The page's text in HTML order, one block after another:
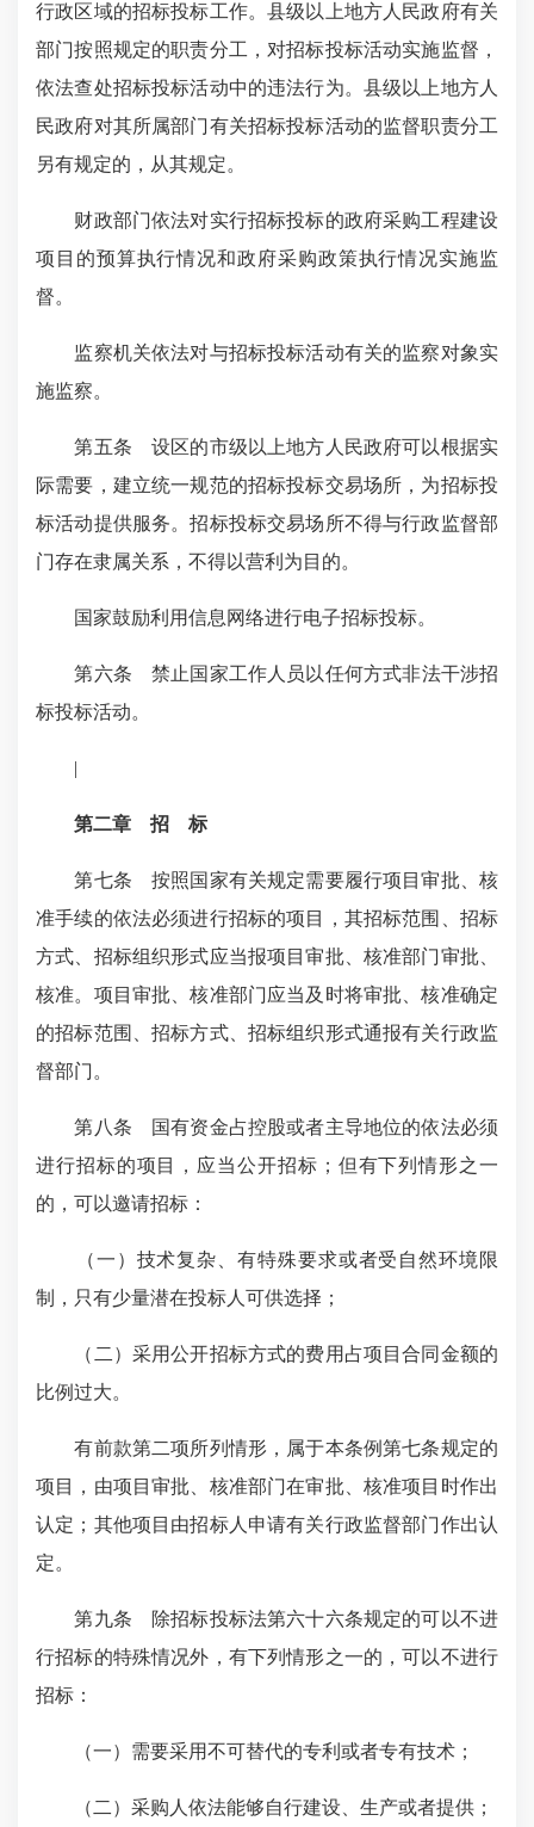
行政区域的招标投标工作。县级以上地方人民政府有关
部门按照规定的职责分工，对招标投标活动实施监督，
依法查处招标投标活动中的违法行为。县级以上地方人
民政府对其所属部门有关招标投标活动的监督职责分工
另有规定的，从其规定。
财政部门依法对实行招标投标的政府采购工程建设
项目的预算执行情况和政府采购政策执行情况实施监
督。
监察机关依法对与招标投标活动有关的监察对象实
施监察。
第五条 设区的市级以上地方人民政府可以根据实
际需要，建立统一规范的招标投标交易场所，为招标投
标活动提供服务。招标投标交易场所不得与行政监督部
门存在隶属关系，不得以营利为目的。
国家鼓励利用信息网络进行电子招标投标。
第六条 禁止国家工作人员以任何方式非法干涉招
标投标活动。
|
第二章 招 标
第七条 按照国家有关规定需要履行项目审批、核
准手续的依法必须进行招标的项目，其招标范围、招标
方式、招标组织形式应当报项目审批、核准部门审批、
核准。项目审批、核准部门应当及时将审批、核准确定
的招标范围、招标方式、招标组织形式通报有关行政监
督部门。
第八条 国有资金占控股或者主导地位的依法必须
进行招标的项目，应当公开招标；但有下列情形之一
的，可以邀请招标：
（一）技术复杂、有特殊要求或者受自然环境限
制，只有少量潜在投标人可供选择；
（二）采用公开招标方式的费用占项目合同金额的
比例过大。
有前款第二项所列情形，属于本条例第七条规定的
项目，由项目审批、核准部门在审批、核准项目时作出
认定；其他项目由招标人申请有关行政监督部门作出认
定。
第九条 除招标投标法第六十六条规定的可以不进
行招标的特殊情况外，有下列情形之一的，可以不进行
招标：
（一）需要采用不可替代的专利或者专有技术；
（二）采购人依法能够自行建设、生产或者提供；